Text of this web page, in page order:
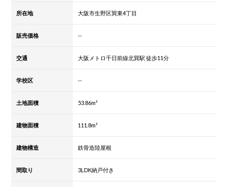
所在地 大阪市生野区巽東4丁目
販売価格 --
交通 大阪メトロ千日前線北巽駅 徒歩11分
学校区 --
土地面積 53.86m²
建物面積 111.8m²
建物構造 鉄骨造陸屋根
間取り 3LDK納戸付き